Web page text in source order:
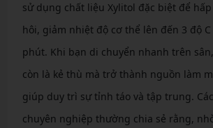
sử dụng chất liệu Xylitol đặc biệt để
hôi, giảm nhiệt độ cơ thể lên đến 3 độ
phút. Khi bạn di chuyển nhanh trên
còn là kẻ thù mà trở thành nguồn làm
giúp duy trì sự tỉnh táo và tập trung.
chuyên nghiệp thường chia sẻ rằng,